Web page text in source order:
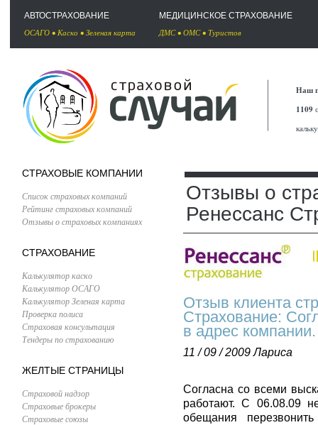
АВТОСТРАХОВАНИЕ
ОСАГО • Каско • Зеленая карта
МЕДИЦИНСКОЕ СТРАХОВАНИЕ
ДМС• ОМС• Туристов
Наш
1109
СТРАХОВЫЕ КОМПАНИИ
Список страховых компаний
Рейтинг страховых компаний
Отзывы о страховых компаниях
СТРАХОВАНИЕ
Калькулятор каско
Калькулятор ОСАГО
Калькулятор Зеленая карта
Проверка полиса
Страховая консультация
Тендеры по страхованию
ЖЕЛТЫЕ СТРАНИЦЫ
Страховой надзор
Страховые брокеры
Страховые союзы
Отзывы о
Ренессанс
Отзыв клиента
Страхование:
в адрес компании.
11 / 09 / 2009Лариса
Согласна со всеми
работают. С 06.08.09
обещания